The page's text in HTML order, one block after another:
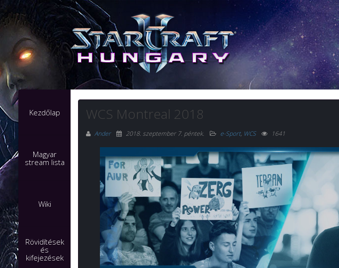
Kezdőlap
Magyar
stream lista
Wiki
Rövidítések
és
kifejezések
WCS Montreal 2018
Ander 2018. szeptember 7. péntek. e-Sport, WCS 1641